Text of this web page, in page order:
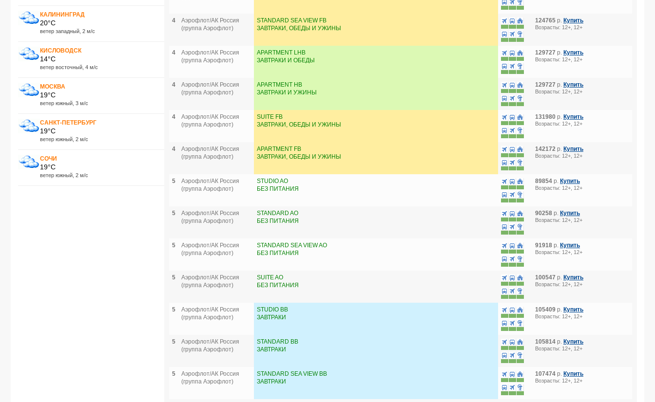
КАЛИНИНГРАД
20°C
ветер западный, 2 м/с
КИСЛОВОДСК
14°C
ветер восточный, 4 м/с
МОСКВА
19°C
ветер южный, 3 м/с
САНКТ-ПЕТЕРБУРГ
19°C
ветер южный, 2 м/с
СОЧИ
19°C
ветер южный, 2 м/с
4
Аэрофлот/АК Россия
(группа Аэрофлот)
STANDARD SEA VIEW FB
ЗАВТРАКИ, ОБЕДЫ И УЖИНЫ
124765 р. Купить
Возрасты: 12+, 12+
4
Аэрофлот/АК Россия
(группа Аэрофлот)
APARTMENT LHB
ЗАВТРАКИ И ОБЕДЫ
129727 р. Купить
Возрасты: 12+, 12+
4
Аэрофлот/АК Россия
(группа Аэрофлот)
APARTMENT HB
ЗАВТРАКИ И УЖИНЫ
129727 р. Купить
Возрасты: 12+, 12+
4
Аэрофлот/АК Россия
(группа Аэрофлот)
SUITE FB
ЗАВТРАКИ, ОБЕДЫ И УЖИНЫ
131980 р. Купить
Возрасты: 12+, 12+
4
Аэрофлот/АК Россия
(группа Аэрофлот)
APARTMENT FB
ЗАВТРАКИ, ОБЕДЫ И УЖИНЫ
142172 р. Купить
Возрасты: 12+, 12+
5
Аэрофлот/АК Россия
(группа Аэрофлот)
STUDIO AO
БЕЗ ПИТАНИЯ
89854 р. Купить
Возрасты: 12+, 12+
5
Аэрофлот/АК Россия
(группа Аэрофлот)
STANDARD AO
БЕЗ ПИТАНИЯ
90258 р. Купить
Возрасты: 12+, 12+
5
Аэрофлот/АК Россия
(группа Аэрофлот)
STANDARD SEA VIEW AO
БЕЗ ПИТАНИЯ
91918 р. Купить
Возрасты: 12+, 12+
5
Аэрофлот/АК Россия
(группа Аэрофлот)
SUITE AO
БЕЗ ПИТАНИЯ
100547 р. Купить
Возрасты: 12+, 12+
5
Аэрофлот/АК Россия
(группа Аэрофлот)
STUDIO BB
ЗАВТРАКИ
105409 р. Купить
Возрасты: 12+, 12+
5
Аэрофлот/АК Россия
(группа Аэрофлот)
STANDARD BB
ЗАВТРАКИ
105814 р. Купить
Возрасты: 12+, 12+
5
Аэрофлот/АК Россия
(группа Аэрофлот)
STANDARD SEA VIEW BB
ЗАВТРАКИ
107474 р. Купить
Возрасты: 12+, 12+